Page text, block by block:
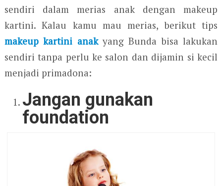
sendiri dalam merias anak dengan makeup
kartini. Kalau kamu mau merias, berikut tips
makeup kartini anakyang Bunda bisa lakukan
sendiri tanpa perlu ke salon dan dijamin si kecil
menjadi primadona:
Jangan gunakan
foundation